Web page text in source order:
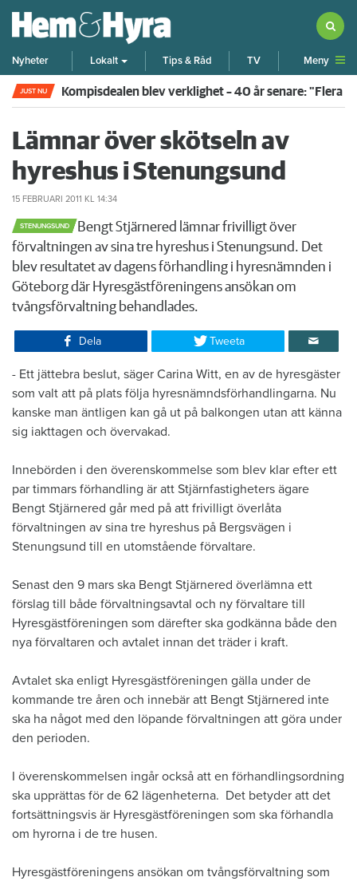
Nyheter Lokalt Tips & Råd TV Meny
JUST NU Kompisdealen blev verklighet – 40 år senare: "Flera
Lämnar över skötseln av
hyreshus i Stenungsund
15 FEBRUARI 2011 KL 14:34
STENUNGSUND
​Bengt Stjärnered lämnar frivilligt över
förvaltningen av sina tre hyreshus i Stenungsund. Det
blev resultatet av dagens förhandling i hyresnämnden i
Göteborg där Hyresgästföreningens ansökan om
tvångsförvaltning behandlades.
Dela Tweeta
​- Ett jättebra beslut, säger Carina Witt, en av de hyresgäster
som valt att på plats följa hyresnämndsförhandlingarna. Nu
kanske man äntligen kan gå ut på balkongen utan att känna
sig iakttagen och övervakad.
Innebörden i den överenskommelse som blev klar efter ett
par timmars förhandling är att Stjärnfastigheters ägare
Bengt Stjärnered går med på att frivilligt överlåta
förvaltningen av sina tre hyreshus på Bergsvägen i
Stenungsund till en utomstående förvaltare.
Senast den 9 mars ska Bengt Stjärnered överlämna ett
förslag till både förvaltningsavtal och ny förvaltare till
Hyresgästföreningen som därefter ska godkänna både den
nya förvaltaren och avtalet innan det träder i kraft.
Avtalet ska enligt Hyresgästföreningen gälla under de
kommande tre åren och innebär att Bengt Stjärnered inte
ska ha något med den löpande förvaltningen att göra under
den perioden.
I överenskommelsen ingår också att en förhandlingsordning
ska upprättas för de 62 lägenheterna. Det betyder att det
fortsättningsvis är Hyresgästföreningen som ska förhandla
om hyrorna i de tre husen.
Hyresgästföreningens ansökan om tvångsförvaltning som